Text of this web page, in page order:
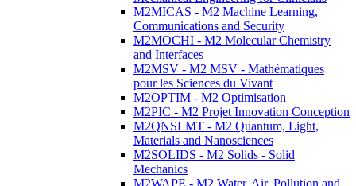
M2MICAS - M2 Machine Learning,
Communications and Security
M2MOCHI - M2 Molecular Chemistry
and Interfaces
M2MSV - M2 MSV - Mathématiques
pour les Sciences du Vivant
M2OPTIM - M2 Optimisation
M2PIC - M2 Projet Innovation Conception
M2QNSLMT - M2 Quantum, Light,
Materials and Nanosciences
M2SOLIDS - M2 Solids - Solid
Mechanics
M2WAPE - M2 Water, Air, Pollution and